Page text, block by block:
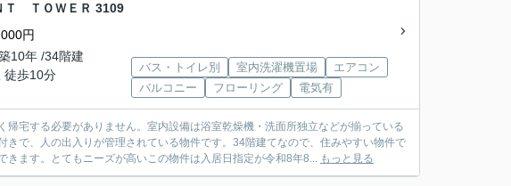
Ｔ ＴＯＷＥＲ 3109
円
10年 /34階建
徒歩10分
バス・トイレ別 室内洗濯機置場
エアコン
バルコニー
フローリング 電気有
宅する必要がありません。室内設備は浴室乾燥機・洗面所独立などが揃っている
で、人の出入りが管理されている物件です。34階建てなので、住みやすい物件で
ます。とてもニーズが高いこの物件は入居日指定が令和8年8... もっと見る